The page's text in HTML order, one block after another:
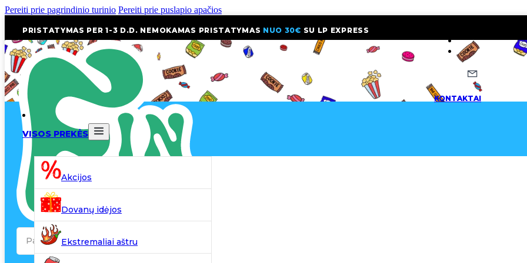
Pereiti prie pagrindinio turinio Pereiti prie puslapio apačios
PRISTATYMAS PER 1-3 D.D. NEMOKAMAS PRISTATYMAS NUO 30€ SU LP EXPRESS
KONTAKTAI
Search
VISOS PREKĖS
Akcijos
Dovanų idėjos
Ekstremaliai aštru